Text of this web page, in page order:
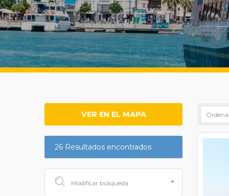
VER EN EL MAPA
26 Resultados encontrados
Modificar búsqueda